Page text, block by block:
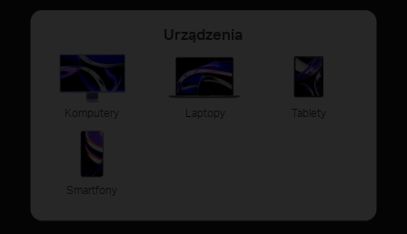
Urządzenia
Komputery Laptopy Tablety
Smartfony